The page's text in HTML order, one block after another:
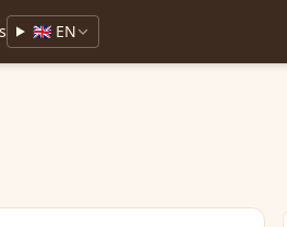
🇬🇧 EN